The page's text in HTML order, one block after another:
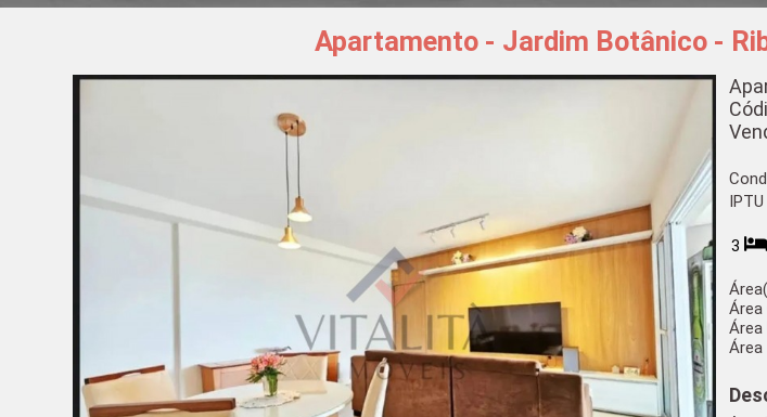
Apartamento - Jardim Botânico -
3
Área
Área
Área